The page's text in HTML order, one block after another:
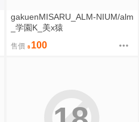
gakuenMISARU_ALM-NIUM/alm
_学園K_美x猿
售價 100